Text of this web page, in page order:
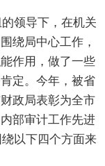
领导下，在机关
绕局中心工作，
作用，做了一些
定。今年，被省
政局表彰为全市
部审计工作先进
以下四个方面来